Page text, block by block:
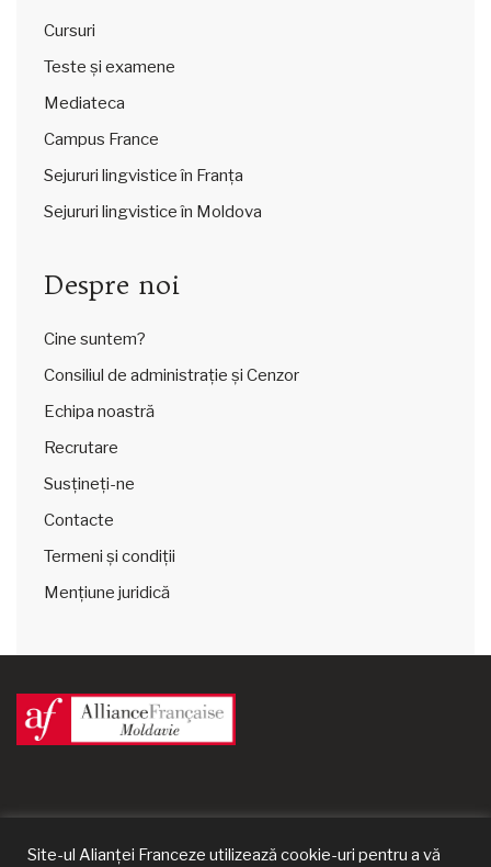
Cursuri
Teste și examene
Mediateca
Campus France
Sejururi lingvistice în Franța
Sejururi lingvistice în Moldova
Despre noi
Cine suntem?
Consiliul de administrație și Cenzor
Echipa noastră
Recrutare
Susțineți-ne
Contacte
Termeni și condiții
Mențiune juridică
Site-ul Alianței Franceze utilizează cookie-uri pentru a vă